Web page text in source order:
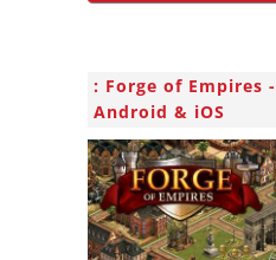
Forge of Empires
Android & iOS